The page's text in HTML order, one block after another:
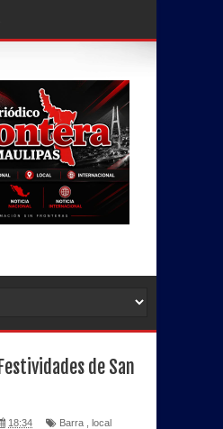
de San
18:34 Barra local